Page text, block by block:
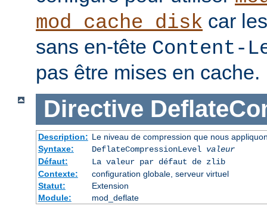
mod_cache_disk car
sans en-tête Content-
pas être mises en cache.
Directive
Description: Le niveau de compression que nous
Syntaxe:
DeflateCompressionLevel valeur
Défaut:
La valeur par défaut de zlib
Contexte:
configuration globale, serveur virtuel
Statut:
Extension
Module:
mod_deflate